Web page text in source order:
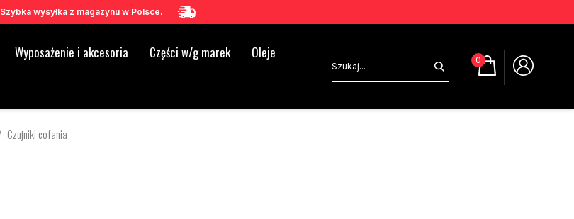
Szybka wysyłka z magazynu w Polsce.
Wyposażenie i akcesoria Części w/g marek
Oleje
0
Czujniki cofania